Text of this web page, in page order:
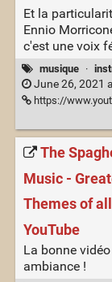
Et la
Ennio
c'est une voix
musique ·
June 26, 2021
https://
The
Music -
Themes of
YouTube
La bonne
ambiance !